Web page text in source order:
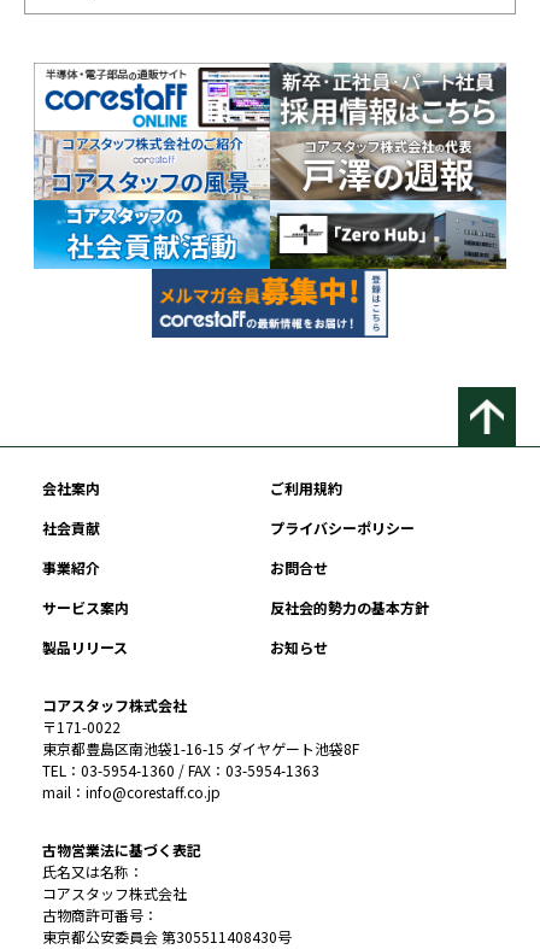
会社案内
ご利用規約
社会貢献
プライバシーポリシー
事業紹介
お問合せ
サービス案内
反社会的勢力の基本方針
製品リリース
お知らせ
コアスタッフ株式会社
〒171-0022
東京都豊島区南池袋1-16-15 ダイヤゲート池袋8F
TEL：03-5954-1360 / FAX：03-5954-1363
mail：info@corestaff.co.jp
古物営業法に基づく表記
氏名又は名称：
コアスタッフ株式会社
古物商許可番号：
東京都公安委員会 第305511408430号